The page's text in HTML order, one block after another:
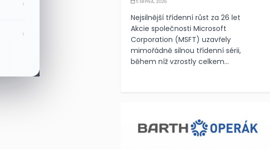
›
›
5 SRPNA, 2026
Nejsilnější třídenní růst za 26 let
Akcie společnosti Microsoft
Corporation (MSFT) uzavřely
mimořádně silnou třídenní sérii,
během níž vzrostly celkem...